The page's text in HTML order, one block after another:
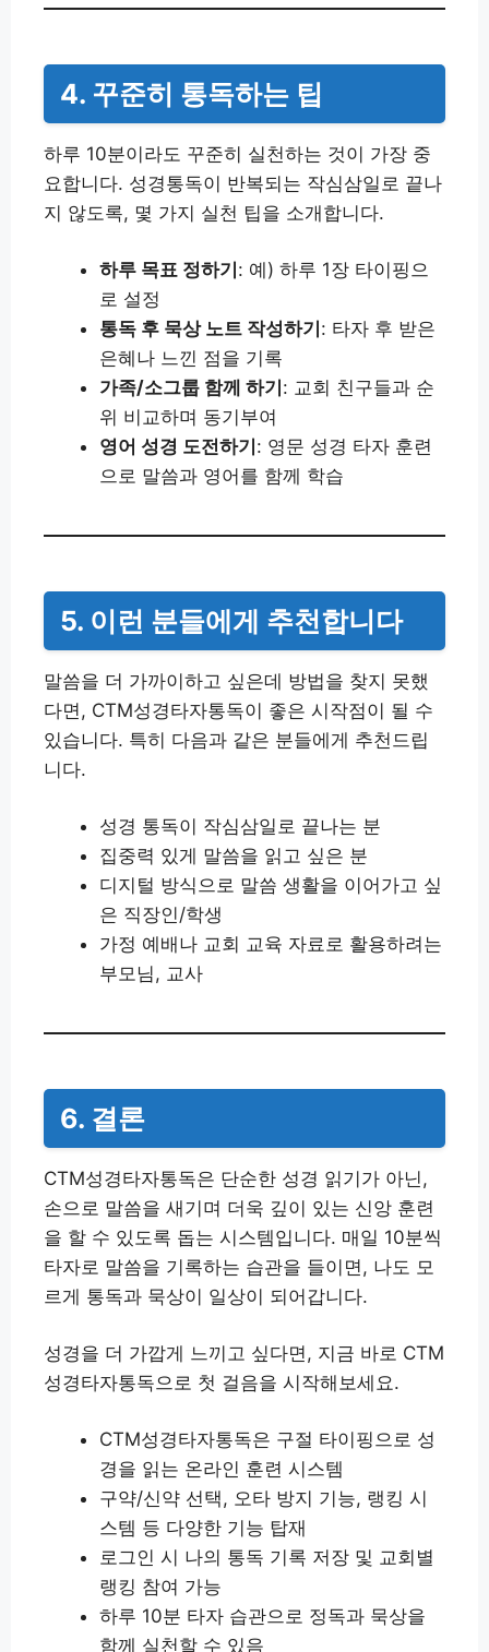
4. 꾸준히 통독하는 팁
하루 10분이라도 꾸준히 실천하는 것이 가장 중
요합니다. 성경통독이 반복되는 작심삼일로 끝나
지 않도록, 몇 가지 실천 팁을 소개합니다.
하루 목표 정하기 : 예) 하루 1장 타이핑으
로 설정
통독 후 묵상 노트 작성하기 : 타자 후 받은
은혜나 느낀 점을 기록
가족/소그룹 함께 하기 : 교회 친구들과 순
위 비교하며 동기부여
영어 성경 도전하기 : 영문 성경 타자 훈련
으로 말씀과 영어를 함께 학습
5. 이런 분들에게 추천합니다
말씀을 더 가까이하고 싶은데 방법을 찾지 못했
다면, CTM성경타자통독이 좋은 시작점이 될 수
있습니다. 특히 다음과 같은 분들에게 추천드립
니다.
성경 통독이 작심삼일로 끝나는 분
집중력 있게 말씀을 읽고 싶은 분
디지털 방식으로 말씀 생활을 이어가고 싶
은 직장인/학생
가정 예배나 교회 교육 자료로 활용하려는
부모님, 교사
6. 결론
CTM성경타자통독은 단순한 성경 읽기가 아닌,
손으로 말씀을 새기며 더욱 깊이 있는 신앙 훈련
을 할 수 있도록 돕는 시스템입니다. 매일 10분씩
타자로 말씀을 기록하는 습관을 들이면, 나도 모
르게 통독과 묵상이 일상이 되어갑니다.
성경을 더 가깝게 느끼고 싶다면, 지금 바로 CTM
성경타자통독으로 첫 걸음을 시작해보세요.
CTM성경타자통독은 구절 타이핑으로 성
경을 읽는 온라인 훈련 시스템
구약/신약 선택, 오타 방지 기능, 랭킹 시
스템 등 다양한 기능 탑재
로그인 시 나의 통독 기록 저장 및 교회별
랭킹 참여 가능
하루 10분 타자 습관으로 정독과 묵상을
함께 실천할 수 있음